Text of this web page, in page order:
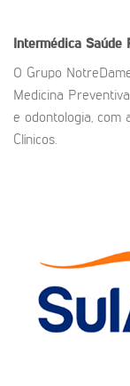
Intermédica Saúde
O Grupo
Medicina
e odontologia, com
Clínicos.